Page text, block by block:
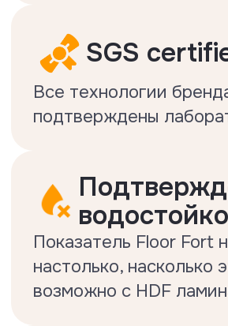
(м2*К)/Вт